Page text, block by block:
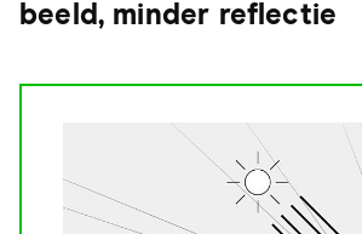
beeld, minder reflectie